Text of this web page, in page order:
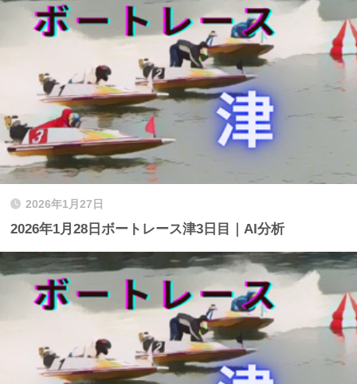
2026年1月27日
2026年1月28日ボートレース津3日目｜AI分析